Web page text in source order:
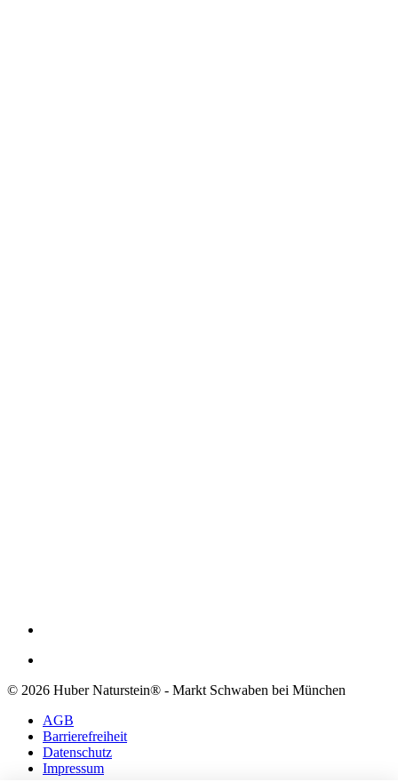
© 2026 Huber Naturstein® - Markt Schwaben bei München
AGB
Barrierefreiheit
Datenschutz
Impressum